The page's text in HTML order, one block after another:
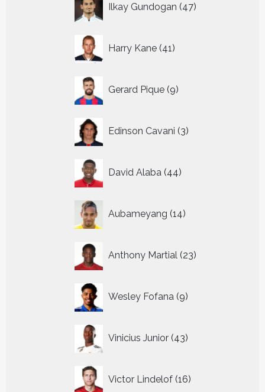
Ilkay Gundogan 47
producten
Harry Kane 41
producten
Gerard Pique 9
producten
Edinson Cavani 3
producten
David Alaba 44
producten
Aubameyang 14
producten
Anthony Martial 23
producten
Wesley Fofana 9
producten
Vinicius Junior 43
producten
Victor Lindelof 16
producten